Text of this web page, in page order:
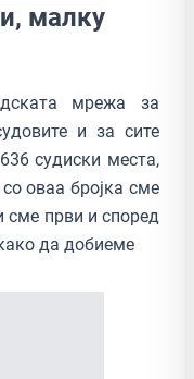
малку
мрежа за
и за сите
судиски места,
оваа бројка сме
сме први и според
да добиеме